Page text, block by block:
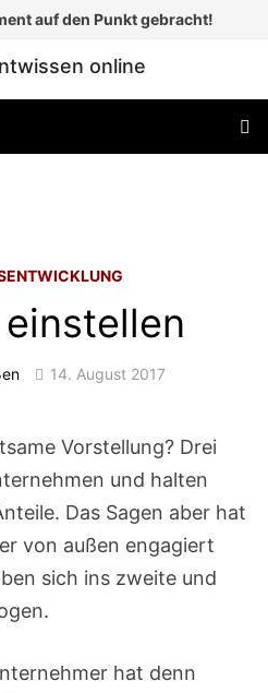
auf den Punkt gebracht!
online
14. August 2017
Vorstellung? Drei
und halten
Das Sagen aber hat
von außen engagiert
sich ins zweite und
hat denn